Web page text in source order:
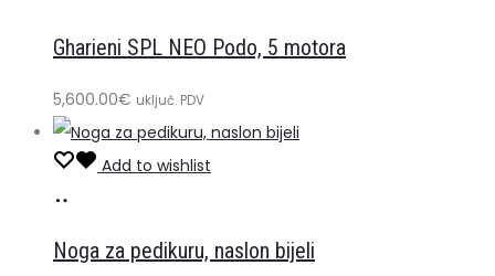
košaricu
Gharieni SPL NEO Podo, 5 motora
5,600.00€ uključ. PDV
Add to wishlist
košaricu
Noga za pedikuru, naslon bijeli